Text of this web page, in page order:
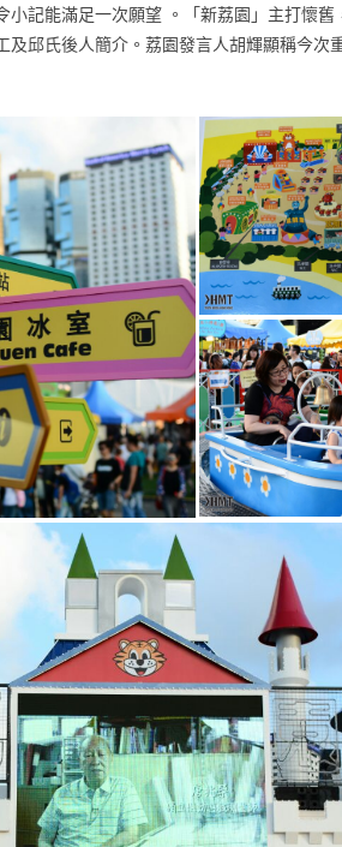
記能滿足一次願望 。「新荔園」主打懷
邱氏後人簡介。荔園發言人胡輝顯稱今次